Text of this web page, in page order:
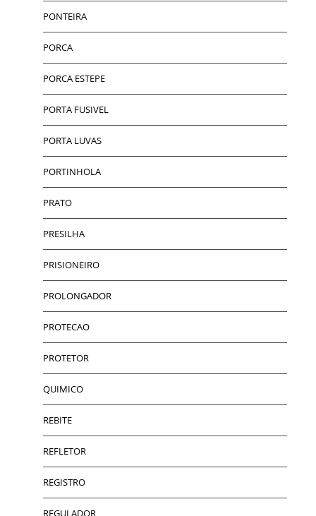
PONTEIRA
PORCA
PORCA ESTEPE
PORTA FUSIVEL
PORTA LUVAS
PORTINHOLA
PRATO
PRESILHA
PRISIONEIRO
PROLONGADOR
PROTECAO
PROTETOR
QUIMICO
REBITE
REFLETOR
REGISTRO
REGULADOR